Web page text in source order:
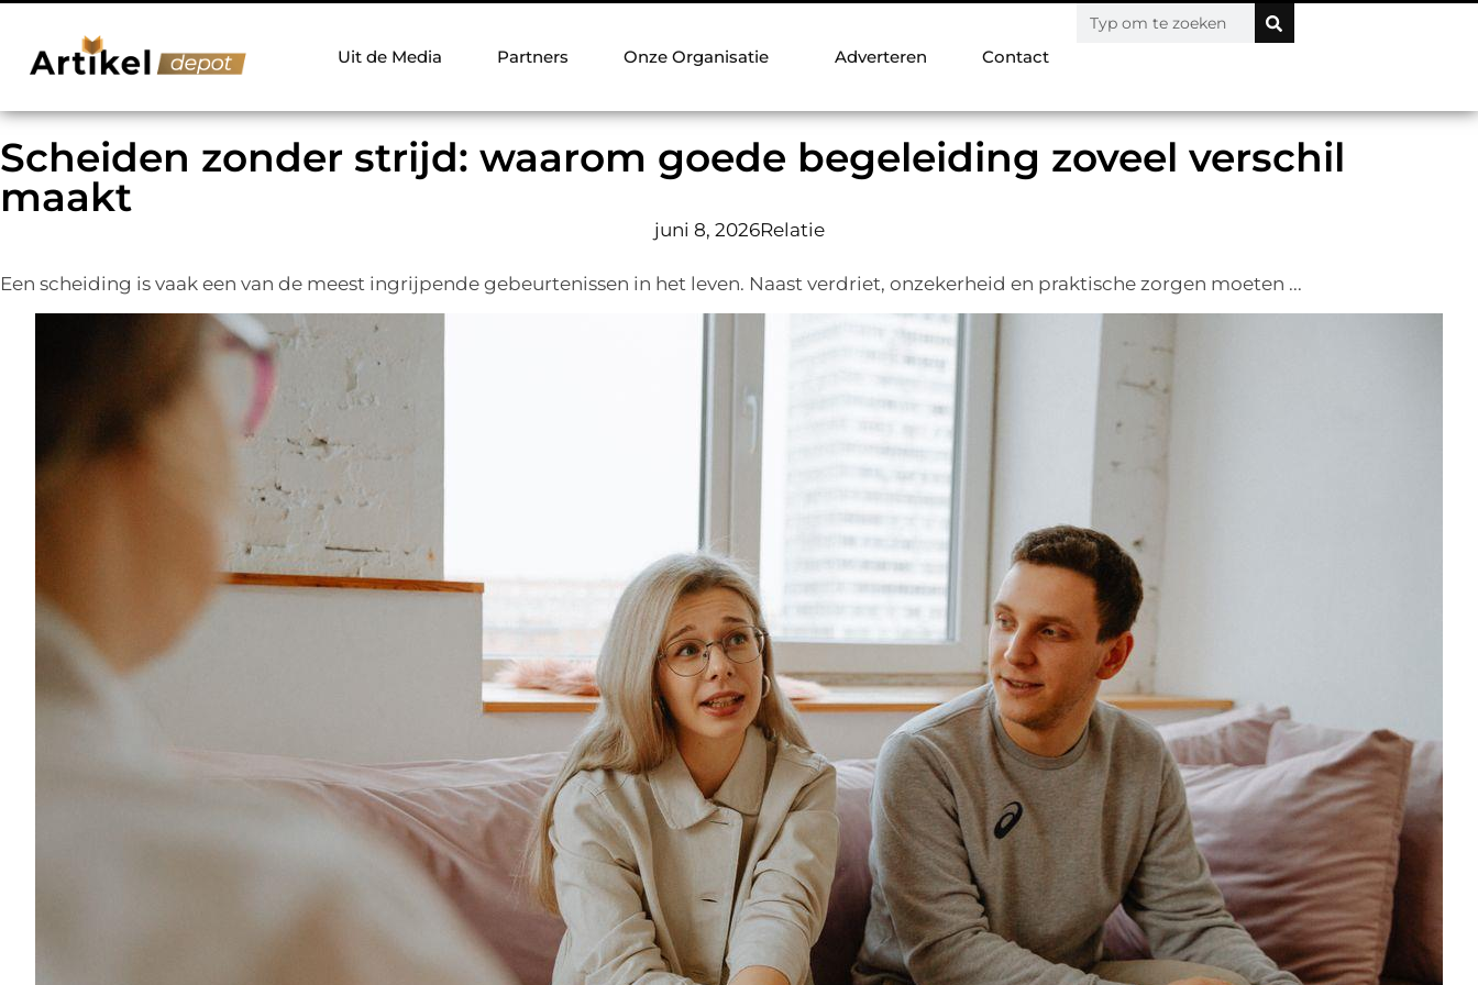
Uit de Media Partners Onze Organisatie Adverteren Contact
Scheiden zonder strijd: waarom goede begeleiding zoveel verschil
maakt
juni 8, 2026Relatie
Een scheiding is vaak een van de meest ingrijpende gebeurtenissen in het leven. Naast verdriet, onzekerheid en praktische zorgen moeten ...